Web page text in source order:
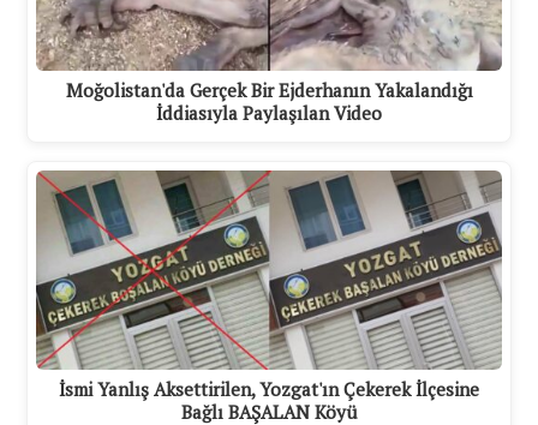
Moğolistan'da Gerçek Bir Ejderhanın Yakalandığı
İddiasıyla Paylaşılan Video
İsmi Yanlış Aksettirilen, Yozgat'ın Çekerek İlçesine
Bağlı BAŞALAN Köyü